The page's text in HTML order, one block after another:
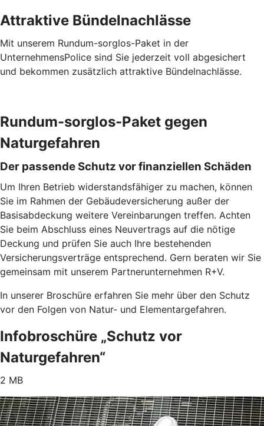
Attraktive Bündelnachlässe
Mit unserem Rundum-sorglos-Paket in der
UnternehmensPolice sind Sie jederzeit voll abgesichert
und bekommen zusätzlich attraktive Bündelnachlässe.
Rundum-sorglos-Paket gegen
Naturgefahren
Der passende Schutz vor finanziellen Schäden
Um Ihren Betrieb widerstandsfähiger zu machen, können
Sie im Rahmen der Gebäudeversicherung außer der
Basisabdeckung weitere Vereinbarungen treffen. Achten
Sie beim Abschluss eines Neuvertrags auf die nötige
Deckung und prüfen Sie auch Ihre bestehenden
Versicherungsverträge entsprechend. Gern beraten wir Sie
gemeinsam mit unserem Partnerunternehmen R+V.
In unserer Broschüre erfahren Sie mehr über den Schutz
vor den Folgen von Natur- und Elementargefahren.
Infobroschüre „Schutz vor
Naturgefahren“
2 MB